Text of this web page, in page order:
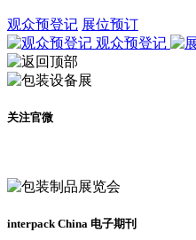
观众预登记 展位预订
观众预登记
关注官微
interpack China 电子期刊